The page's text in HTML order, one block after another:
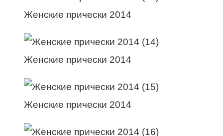
Женские прически 2014
Женские прически 2014
Женские прически 2014